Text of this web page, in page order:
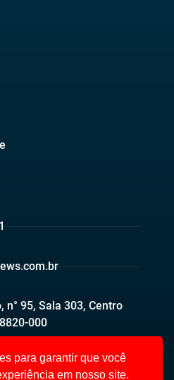
n° 95, Sala 303, Centro
000
para garantir que você
em nosso site.